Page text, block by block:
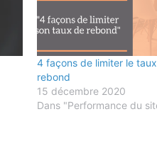
4 façons de limiter le
rebond
15 décembre 2020
Dans "Performance du